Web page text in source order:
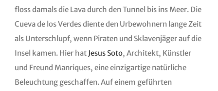
floss damals die Lava durch den Tunnel bis ins Meer. Die
Cueva de los Verdes diente den Urbewohnern lange Zeit
als Unterschlupf, wenn Piraten und Sklavenjäger auf die
Insel kamen. Hier hat Jesus Soto, Architekt, Künstler
und Freund Manriques, eine einzigartige natürliche
Beleuchtung geschaffen. Auf einem geführten